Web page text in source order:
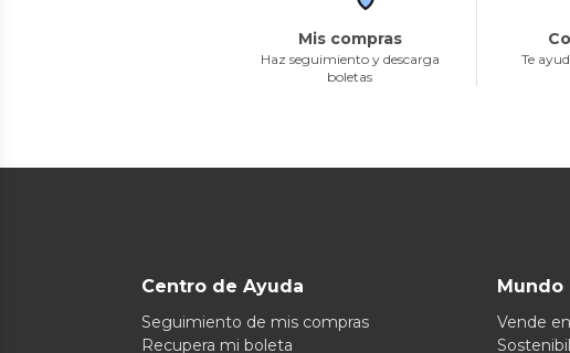
Mis compras
Haz seguimiento y descarga
boletas
Te
Centro de Ayuda
Seguimiento de mis compras
Recupera mi boleta
Mundo
Vende